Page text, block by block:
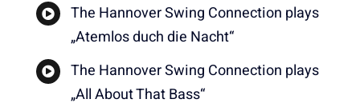
The Hannover Swing Connection plays
„Atemlos duch die Nacht“
The Hannover Swing Connection plays
„All About That Bass“